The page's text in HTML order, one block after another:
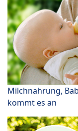
Milchnahrung,
kommt es an